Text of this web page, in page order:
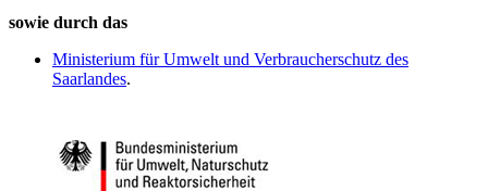
sowie durch das
Ministerium für Umwelt und Verbraucherschutz des
Saarlandes.